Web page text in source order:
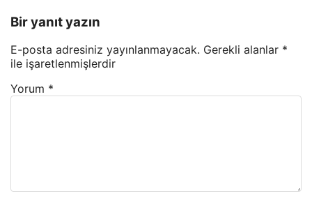
Bir yanıt yazın
E-posta adresiniz yayınlanmayacak. Gerekli alanlar *
ile işaretlenmişlerdir
Yorum *